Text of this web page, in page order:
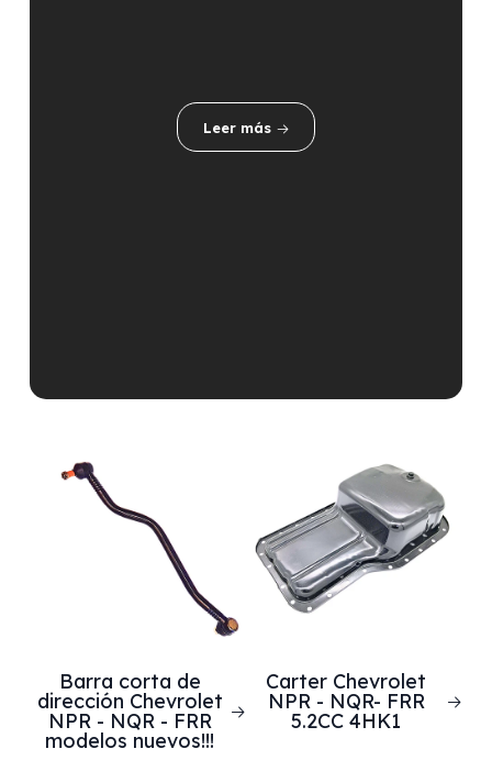
Leer más
Barra corta de
dirección Chevrolet
NPR - NQR - FRR
modelos nuevos!!!
Carter Chevrolet
NPR - NQR- FRR
5.2CC 4HK1